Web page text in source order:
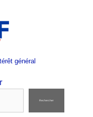
général
Rechercher